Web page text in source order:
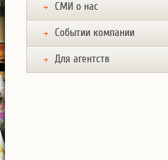
СМИ о нас
Событии компании
Для агентств